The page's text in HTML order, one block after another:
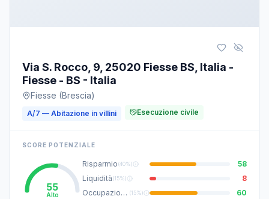
Via S. Rocco, 9, 25020 Fiesse BS, Italia -
Fiesse - BS - Italia
Fiesse (Brescia)
A/7 — Abitazione in villini Esecuzione civile
SCORE POTENZIALE
55
Alto
Risparmio(40%)
58
Liquidità(15%)
8
Occupazione (15%)
60